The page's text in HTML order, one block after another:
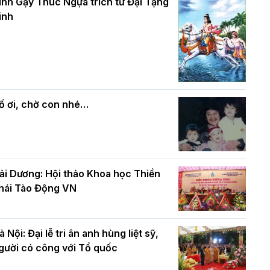
mừng Đại lễ Phật đản PL.2570 –
mùa Phật đản PL.2570
Phật giáo chính tín Phần 7: Luật nhân
quả
ơi, chờ con nhé…
Dương: Hội thảo Khoa học Thiền
Tào Động VN
Nội: Đại lễ tri ân anh hùng liệt sỹ,
có công với Tổ quốc